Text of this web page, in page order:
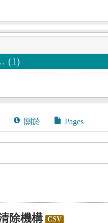
(1)
關於 Pages
除機構 CSV